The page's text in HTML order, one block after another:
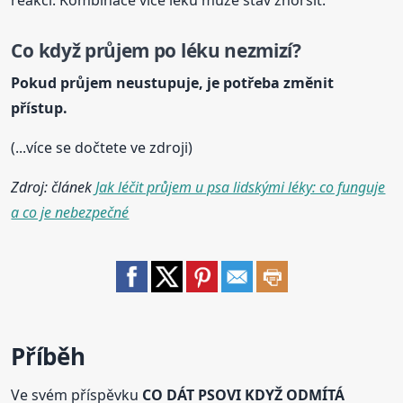
Co když průjem po léku nezmizí?
Pokud průjem neustupuje, je potřeba změnit
přístup.
(...více se dočtete ve zdroji)
Zdroj: článekJak léčit průjem u psa lidskými léky: co funguje
a co je nebezpečné
Příběh
Ve svém příspěvku CO DÁT PSOVI KDYŽ ODMÍTÁ